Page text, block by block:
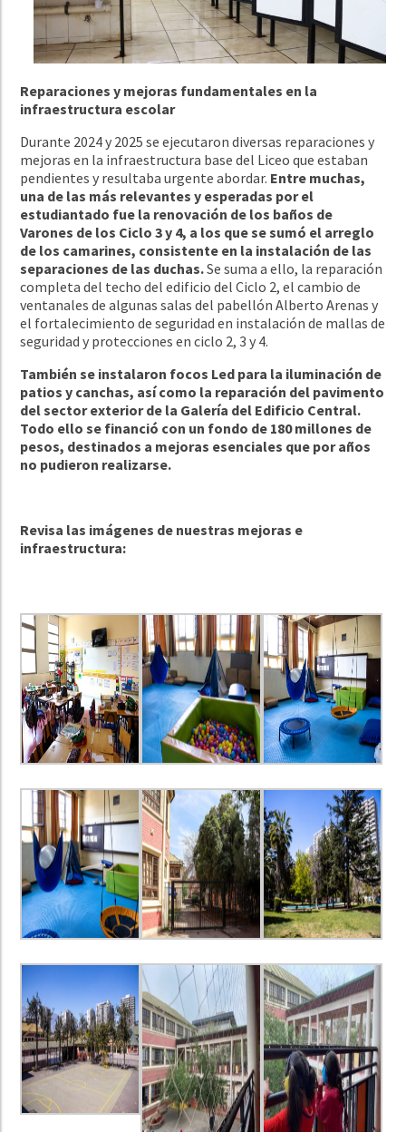
Reparaciones y mejoras fundamentales en la
infraestructura escolar
Durante 2024 y 2025 se ejecutaron diversas reparaciones y
mejoras en la infraestructura base del Liceo que estaban
pendientes y resultaba urgente abordar. Entre muchas,
una de las más relevantes y esperadas por el
estudiantado fue la renovación de los baños de
Varones de los Ciclo 3 y 4, a los que se sumó el arreglo
de los camarines, consistente en la instalación de las
separaciones de las duchas.Se suma a ello, la reparación
completa del techo del edificio del Ciclo 2, el cambio de
ventanales de algunas salas del pabellón Alberto Arenas y
el fortalecimiento de seguridad en instalación de mallas de
seguridad y protecciones en ciclo 2, 3 y 4.
También se instalaron focos Led para la iluminación de
patios y canchas, así como la reparación del pavimento
del sector exterior de la Galería del Edificio Central.
Todo ello se financió con un fondo de 180 millones de
pesos, destinados a mejoras esenciales que por años
no pudieron realizarse.
Revisa las imágenes de nuestras mejoras e
infraestructura: